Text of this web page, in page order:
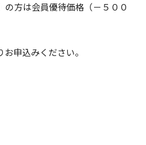
の方は会員優待価格（－５００
申込みください。